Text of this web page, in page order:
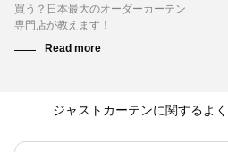
買う？日本最大のオーダーカーテン
専門店が教えます！
ジャストカーテンに関するよ